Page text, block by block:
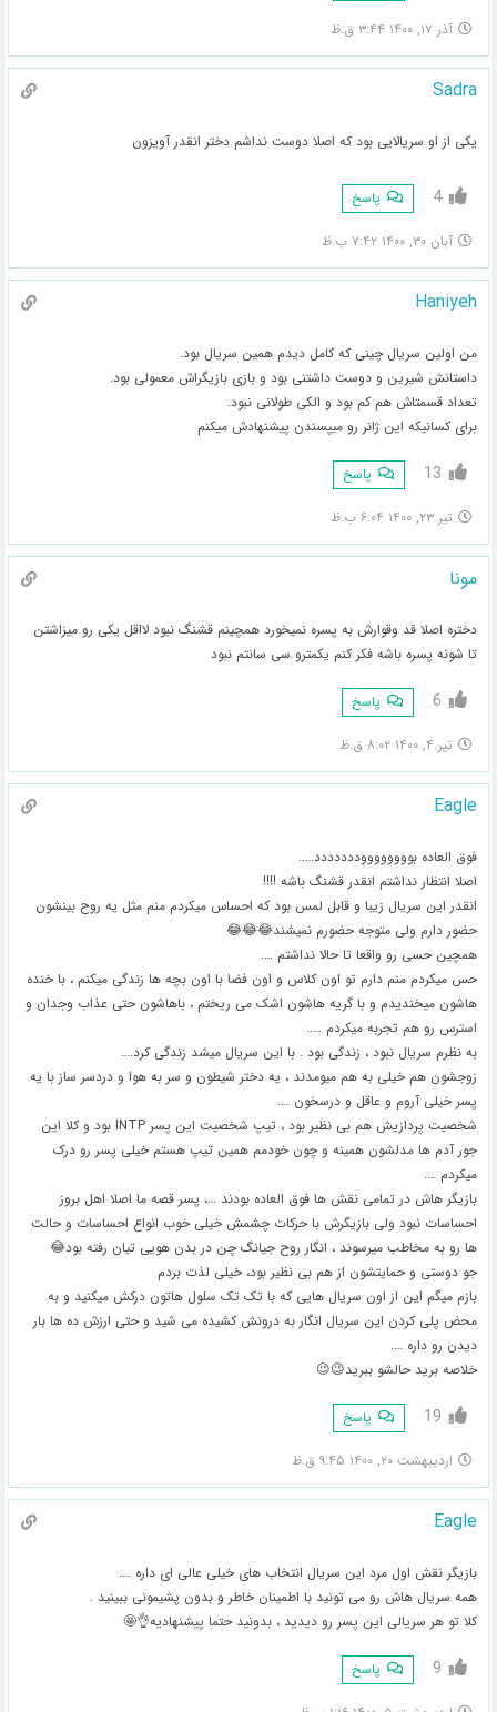
آذر ۱۷, ۱۴۰۰ ۳:۴۴ ق.ظ
Sadra
یکی از او سریالایی بود که اصلا دوست نداشم دختر انقدر آویزون
4 پاسخ
آبان ۳۰, ۱۴۰۰ ۷:۴۲ ب.ظ
Haniyeh
من اولین سریال چینی که کامل دیدم همین سریال بود.
داستانش شیرین و دوست داشتنی بود و بازی بازیگراش معمولی بود.
تعداد قسمتاش هم کم بود و الکی طولانی نبود.
برای کسانیکه این ژانر رو میپسندن پیشنهادش میکنم
13 پاسخ
تیر ۲۳, ۱۴۰۰ ۶:۰۴ ب.ظ
مونا
دختره اصلا قد وقوارش به پسره نمیخورد همچینم قشنگ نبود لااقل یکی رو میزاشتن
تا شونه پسره باشه فکر کنم یکمترو سی سانتم نبود
6 پاسخ
تیر ۴, ۱۴۰۰ ۸:۰۲ ق.ظ
Eagle
فوق العاده بووووووووددددددد…..
اصلا انتظار نداشتم انقدر قشنگ باشه !!!!
انقدر این سریال زیبا و قابل لمس بود که احساس میکردم منم مثل یه روح بینشون
حضور دارم ولی متوجه حضورم نمیشند😂😂😂
همچین حسی رو واقعا تا حالا نداشتم ….
حس میکردم منم دارم تو اون کلاس و اون فضا با اون بچه ها زندگی میکنم ، با خنده
هاشون میخندیدم و با گریه هاشون اشک می ریختم ، باهاشون حتی عذاب وجدان و
استرس رو هم تجربه میکردم …..
به نظرم سریال نبود ، زندگی بود . با این سریال میشد زندگی کرد….
زوجشون هم خیلی به هم میومدند ، یه دختر شیطون و سر به هوا و دردسر ساز با یه
پسر خیلی آروم و عاقل و درسخون ….
شخصیت پردازیش هم بی نظیر بود ، تیپ شخصیت این پسر INTP بود و کلا این
جور آدم ها مدلشون همینه و چون خودمم همین تیپ هستم خیلی پسر رو درک
میکردم ….
بازیگر هاش در تمامی نقش ها فوق العاده بودند …، پسر قصه ما اصلا اهل بروز
احساسات نبود ولی بازیگرش با حرکات چشمش خیلی خوب انواع احساسات و حالت
ها رو به مخاطب میرسوند ، انگار روح جیانگ چن در بدن هویی تیان رفته بود😂
جو دوستی و حمایتشون از هم بی نظیر بود، خیلی لذت بردم
بازم میگم این از اون سریال هایی که با تک تک سلول هاتون درکش میکنید و به
محض پلی کردن این سریال انگار به درونش کشیده می شید و حتی ارزش ده ها بار
دیدن رو داره ….
خلاصه برید حالشو ببرید😉😉
19 پاسخ
اردیبهشت ۲۰, ۱۴۰۰ ۹:۴۵ ق.ظ
Eagle
بازیگر نقش اول مرد این سریال انتخاب های خیلی عالی ای داره ….
همه سریال هاش رو می تونید با اطمینان خاطر و بدون پشیمونی ببینید .
کلا تو هر سریالی این پسر رو دیدید ، بدونید حتما پیشنهادیه👌🤩
9 پاسخ